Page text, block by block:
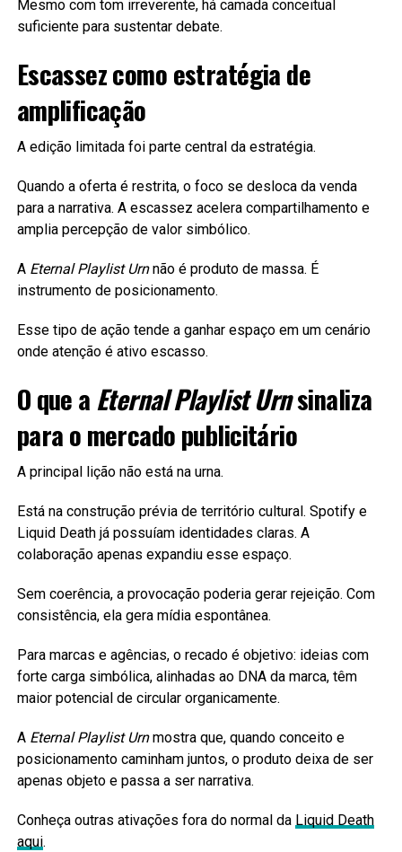
Mesmo com tom irreverente, há camada conceitual
suficiente para sustentar debate.
Escassez como estratégia de
amplificação
A edição limitada foi parte central da estratégia.
Quando a oferta é restrita, o foco se desloca da venda
para a narrativa. A escassez acelera compartilhamento e
amplia percepção de valor simbólico.
A Eternal Playlist Urnnão é produto de massa. É
instrumento de posicionamento.
Esse tipo de ação tende a ganhar espaço em um cenário
onde atenção é ativo escasso.
O que a Eternal Playlist Urnsinaliza
para o mercado publicitário
A principal lição não está na urna.
Está na construção prévia de território cultural. Spotify e
Liquid Death já possuíam identidades claras. A
colaboração apenas expandiu esse espaço.
Sem coerência, a provocação poderia gerar rejeição. Com
consistência, ela gera mídia espontânea.
Para marcas e agências, o recado é objetivo: ideias com
forte carga simbólica, alinhadas ao DNA da marca, têm
maior potencial de circular organicamente.
A Eternal Playlist Urnmostra que, quando conceito e
posicionamento caminham juntos, o produto deixa de ser
apenas objeto e passa a ser narrativa.
Conheça outras ativações fora do normal da Liquid Death
aqui.